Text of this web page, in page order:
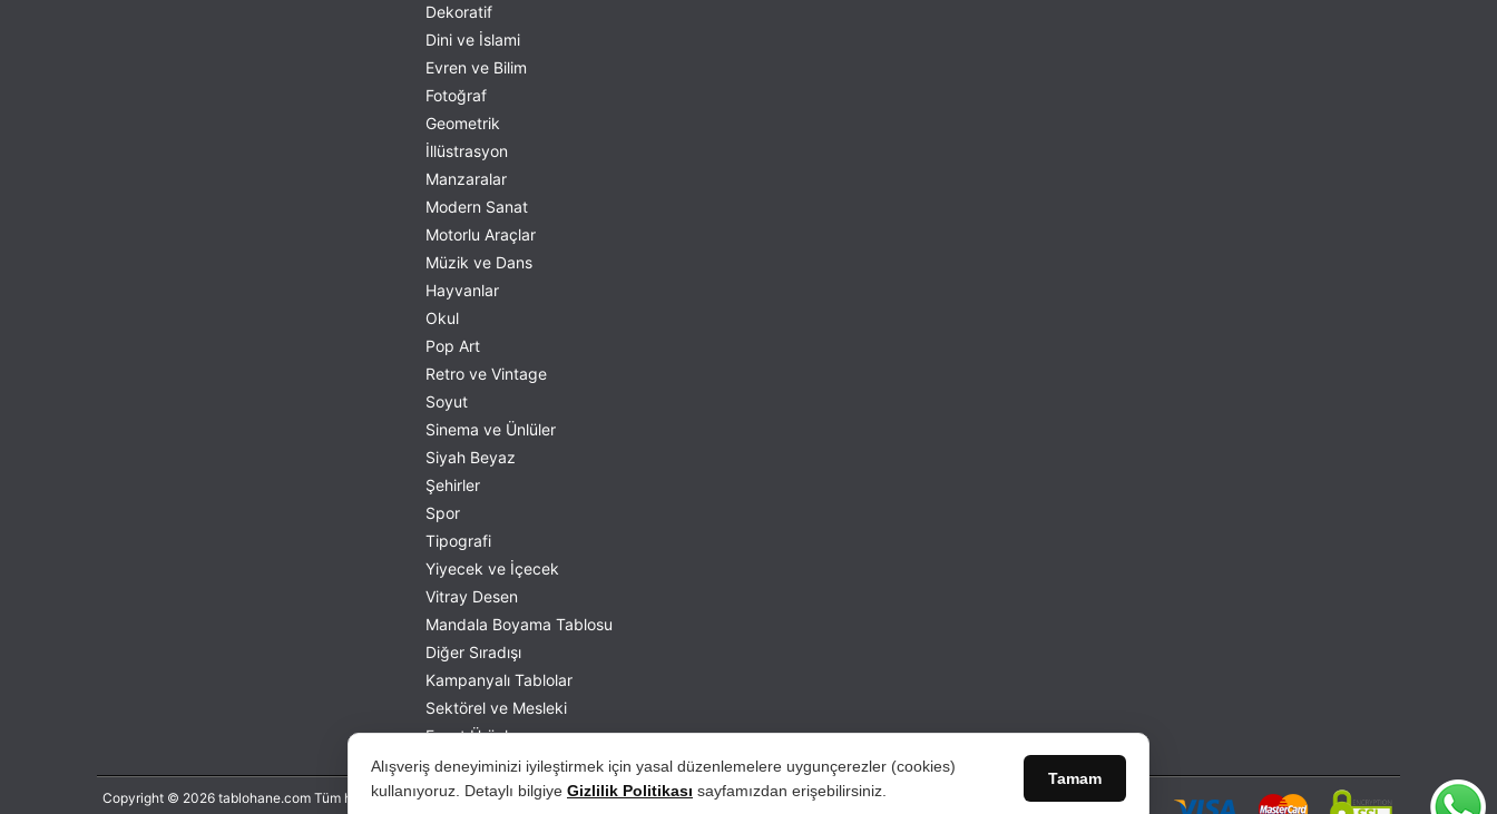
Daniel Mijtens
Dante Gabriel Rossetti
Alışveriş deneyiminizi iyileştirmek için yasal düzenlemelere uygunçerezler (cookies)
kullanıyoruz. Detaylı bilgiye Gizlilik Politikası sayfamızdan erişebilirsiniz.
Tamam
Dekoratif
Dini ve İslami
Evren ve Bilim
Fotoğraf
Geometrik
İllüstrasyon
Manzaralar
Modern Sanat
Motorlu Araçlar
Müzik ve Dans
Hayvanlar
Okul
Pop Art
Retro ve Vintage
Soyut
Sinema ve Ünlüler
Siyah Beyaz
Şehirler
Spor
Tipografi
Yiyecek ve İçecek
Vitray Desen
Mandala Boyama Tablosu
Diğer Sıradışı
Kampanyalı Tablolar
Sektörel ve Mesleki
Fırsat Ürünler
Copyright © 2026 tablohane.com Tüm hakları saklıdır.